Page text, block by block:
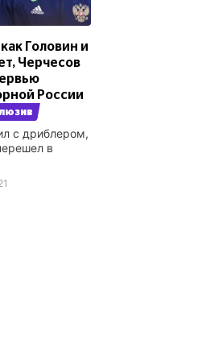
Головин и
Черчесов
России
с дриблером,
в